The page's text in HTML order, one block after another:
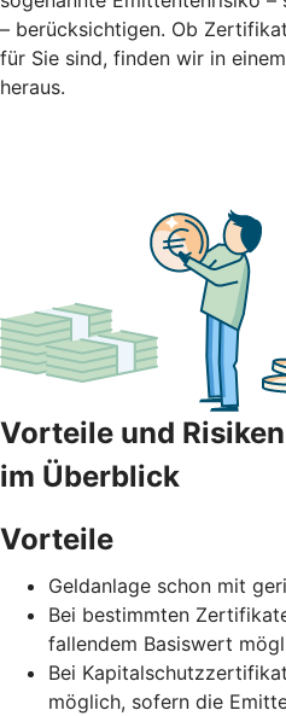
– berücksichtigen. Ob
für Sie sind, finden wir in
heraus.
Vorteile und
im Überblick
Vorteile
Geldanlage schon mit
Bei bestimmten
fallendem Basiswert
Bei
möglich, sofern die